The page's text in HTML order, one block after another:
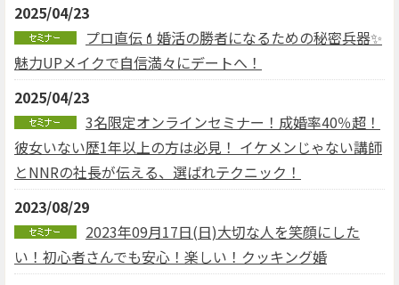
2025/04/23
プロ直伝💄婚活の勝者になるための秘密兵器✨
魅力UPメイクで自信満々にデートへ！
2025/04/23
3名限定オンラインセミナー！成婚率40％超！
彼女いない歴1年以上の方は必見！ イケメンじゃない講師
とNNRの社長が伝える、選ばれテクニック！
2023/08/29
2023年09月17日(日)大切な人を笑顔にした
い！初心者さんでも安心！楽しい！クッキング婚